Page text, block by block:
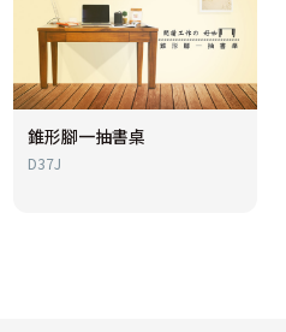
錐形腳一抽書桌
D37J